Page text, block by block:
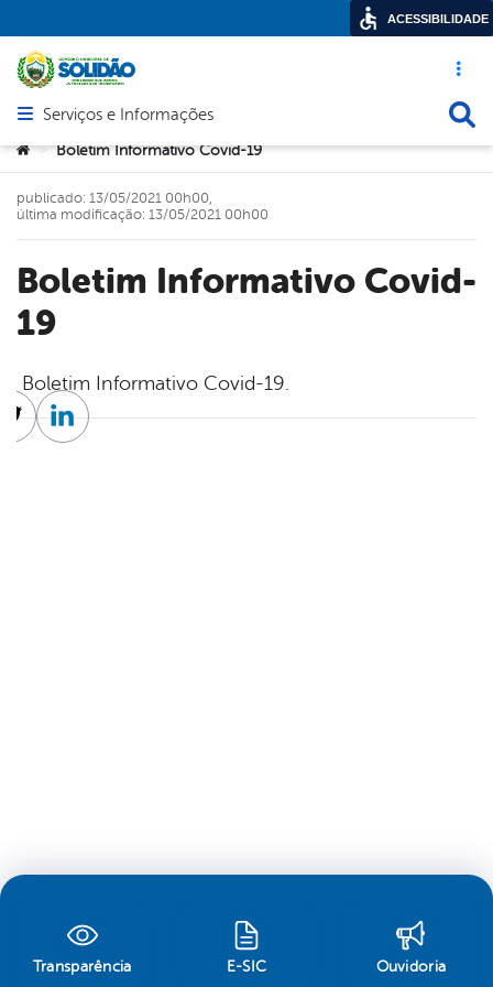
Acesso
Abrir menu principal de navegação
Serviços e Informações
Você está aqui:
> Boletim Informativo Covid-19
Boletim Informativo Covid-
19
publicado: 13/05/2021 00h00,
última modificação: 13/05/2021 00h00
Boletim Informativo Covid-19.
TwitterLinkedin
Transparência E-SIC Ouvidoria
ACESSIBILIDADE